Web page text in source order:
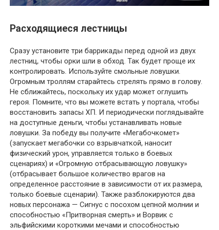
Расходящиеся лестницы
Сразу установите три баррикады перед одной из двух
лестниц, чтобы орки шли в обход. Так будет проще их
контролировать. Используйте смольные ловушки.
Огромным троллям старайтесь стрелять прямо в голову.
Не сближайтесь, поскольку их удар может оглушить
героя. Помните, что вы можете встать у портала, чтобы
восстановить запасы ХП. И периодически поглядывайте
на доступные деньги, чтобы устанавливать новые
ловушки. За победу вы получите «Мегабочкомет»
(запускает мегабочки со взрывчаткой, наносит
физический урон, управляется только в боевых
сценариях) и «Огромную отбрасывающую ловушку»
(отбрасывает большое количество врагов на
определенное расстояние в зависимости от их размера,
только боевые сценарии). Также разблокируются два
новых персонажа — Сигнус с посохом цепной молнии и
способностью «Притворная смерть» и Ворвик с
эльфийскими короткими мечами и способностью